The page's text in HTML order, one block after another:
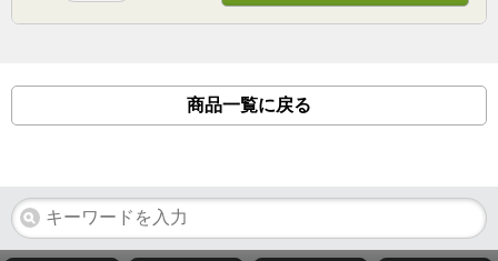
商品一覧に戻る